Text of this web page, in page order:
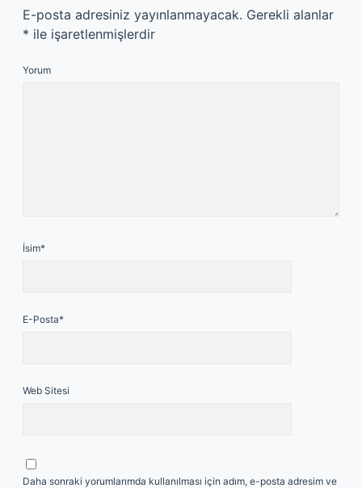
E-posta adresiniz yayınlanmayacak. Gerekli alanlar
* ile işaretlenmişlerdir
Yorum
İsim*
E-Posta*
Web Sitesi
Daha sonraki yorumlarımda kullanılması için adım, e-posta adresim ve